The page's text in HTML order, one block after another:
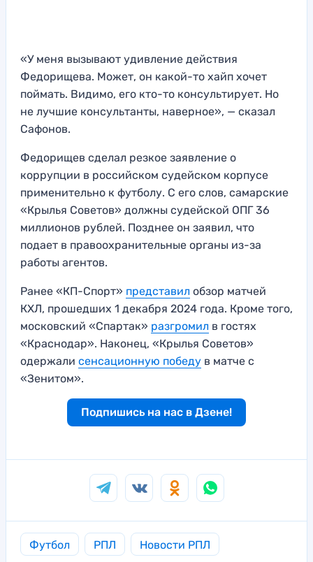
«У меня вызывают удивление действия
Федорищева. Может, он какой-то хайп хочет
поймать. Видимо, его кто-то консультирует. Но
не лучшие консультанты, наверное», — сказал
Сафонов.
Федорищев сделал резкое заявление о
коррупции в российском судейском корпусе
применительно к футболу. С его слов, самарские
«Крылья Советов» должны судейской ОПГ 36
миллионов рублей. Позднее он заявил, что
подает в правоохранительные органы из-за
работы агентов.
Ранее «КП-Спорт» представил обзор матчей
КХЛ, прошедших 1 декабря 2024 года. Кроме того,
московский «Спартак» разгромил в гостях
«Краснодар». Наконец, «Крылья Советов»
одержали сенсационную победу в матче с
«Зенитом».
Подпишись на нас в Дзене!
Футбол РПЛ Новости РПЛ